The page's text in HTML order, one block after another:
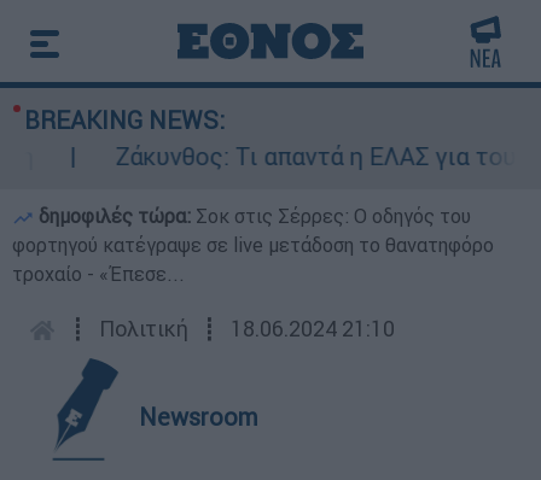
BREAKING NEWS:
Ζάκυνθος: Τι απαντά η ΕΛΑΣ για τους 8
δημοφιλές τώρα: Σοκ στις Σέρρες: Ο οδηγός του
φορτηγού κατέγραψε σε live μετάδοση το θανατηφόρο
τροχαίο - «Έπεσε...
┋ Πολιτική ┋ 18.06.2024 21:10
Newsroom